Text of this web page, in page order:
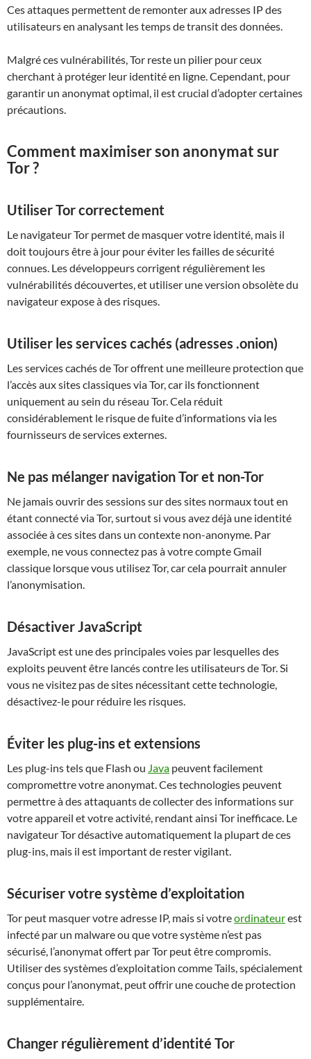
Ces attaques permettent de remonter aux adresses IP des
utilisateurs en analysant les temps de transit des données.
Malgré ces vulnérabilités, Tor reste un pilier pour ceux
cherchant à protéger leur identité en ligne. Cependant, pour
garantir un anonymat optimal, il est crucial d’adopter certaines
précautions.
Comment maximiser son anonymat sur
Tor ?
Utiliser Tor correctement
Le navigateur Tor permet de masquer votre identité, mais il
doit toujours être à jour pour éviter les failles de sécurité
connues. Les développeurs corrigent régulièrement les
vulnérabilités découvertes, et utiliser une version obsolète du
navigateur expose à des risques.
Utiliser les services cachés (adresses .onion)
Les services cachés de Tor offrent une meilleure protection que
l’accès aux sites classiques via Tor, car ils fonctionnent
uniquement au sein du réseau Tor. Cela réduit
considérablement le risque de fuite d’informations via les
fournisseurs de services externes.
Ne pas mélanger navigation Tor et non-Tor
Ne jamais ouvrir des sessions sur des sites normaux tout en
étant connecté via Tor, surtout si vous avez déjà une identité
associée à ces sites dans un contexte non-anonyme. Par
exemple, ne vous connectez pas à votre compte Gmail
classique lorsque vous utilisez Tor, car cela pourrait annuler
l’anonymisation.
Désactiver JavaScript
JavaScript est une des principales voies par lesquelles des
exploits peuvent être lancés contre les utilisateurs de Tor. Si
vous ne visitez pas de sites nécessitant cette technologie,
désactivez-le pour réduire les risques.
Éviter les plug-ins et extensions
Les plug-ins tels que Flash ou Java peuvent facilement
compromettre votre anonymat. Ces technologies peuvent
permettre à des attaquants de collecter des informations sur
votre appareil et votre activité, rendant ainsi Tor inefficace. Le
navigateur Tor désactive automatiquement la plupart de ces
plug-ins, mais il est important de rester vigilant.
Sécuriser votre système d’exploitation
Tor peut masquer votre adresse IP, mais si votreordinateurest
infecté par un malware ou que votre système n’est pas
sécurisé, l’anonymat offert par Tor peut être compromis.
Utiliser des systèmes d’exploitation comme Tails, spécialement
conçus pour l’anonymat, peut offrir une couche de protection
supplémentaire.
Changer régulièrement d’identité Tor